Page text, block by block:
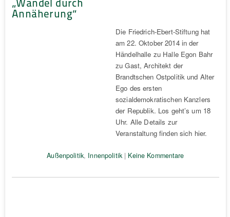
Annäherung“
Die Friedrich-Ebert-Stiftung hat
am 22. Oktober 2014 in der
Händelhalle zu Halle Egon Bahr
zu Gast, Architekt der
Brandtschen Ostpolitik und Alter
Ego des ersten
sozialdemokratischen Kanzlers
der Republik. Los geht’s um 18
Uhr. Alle Details zur
Veranstaltung finden sich hier.
Außenpolitik, Innenpolitik| Keine Kommentare